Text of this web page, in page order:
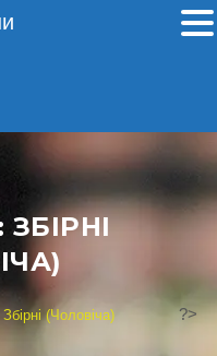
ЗБІРНІ
Збірні (Чоловіча) ?>